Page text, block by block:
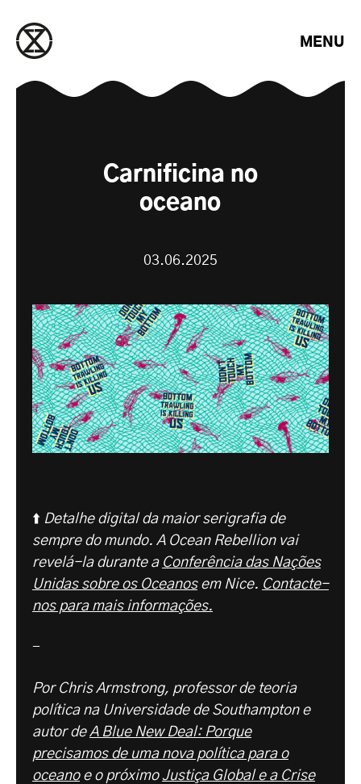
MENU
Carnificina no
oceano
03.06.2025
⬆️ Detalhe digital da maior serigrafia de
sempre do mundo. A Ocean Rebellion vai
revelá-la durante a Conferência das Nações
Unidas sobre os Oceanosem Nice. Contacte-
nos para mais informações.
-
Por Chris Armstrong, professor de teoria
política na Universidade de Southampton e
autor deA Blue New Deal: Porque
precisamos de uma nova política para o
oceanoe o próximoJustiça Global e a Crise